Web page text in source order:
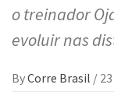
o treinador
evoluir nas
ByCorre Brasil /